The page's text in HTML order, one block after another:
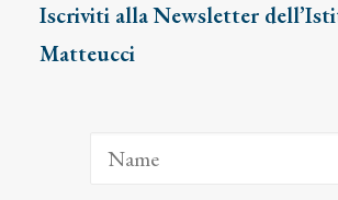
Iscriviti alla Newsletter
Matteucci